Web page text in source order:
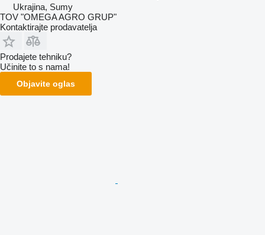
Ukrajina, Sumy
TOV "OMEGA AGRO GRUP"
Kontaktirajte prodavatelja
Prodajete tehniku?
Učinite to s nama!
Objavite oglas